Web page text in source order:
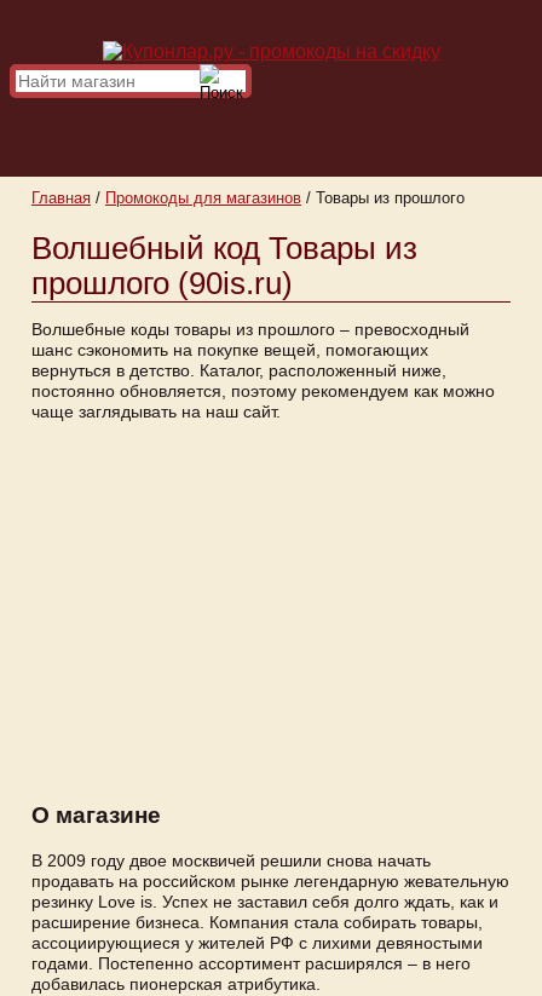
Главная / Промокоды для магазинов / Товары из прошлого
Волшебный код Товары из
прошлого (90is.ru)
Волшебные коды товары из прошлого – превосходный
шанс сэкономить на покупке вещей, помогающих
вернуться в детство. Каталог, расположенный ниже,
постоянно обновляется, поэтому рекомендуем как можно
чаще заглядывать на наш сайт.
О магазине
В 2009 году двое москвичей решили снова начать
продавать на российском рынке легендарную жевательную
резинку Love is. Успех не заставил себя долго ждать, как и
расширение бизнеса. Компания стала собирать товары,
ассоциирующиеся у жителей РФ с лихими девяностыми
годами. Постепенно ассортимент расширялся – в него
добавилась пионерская атрибутика.